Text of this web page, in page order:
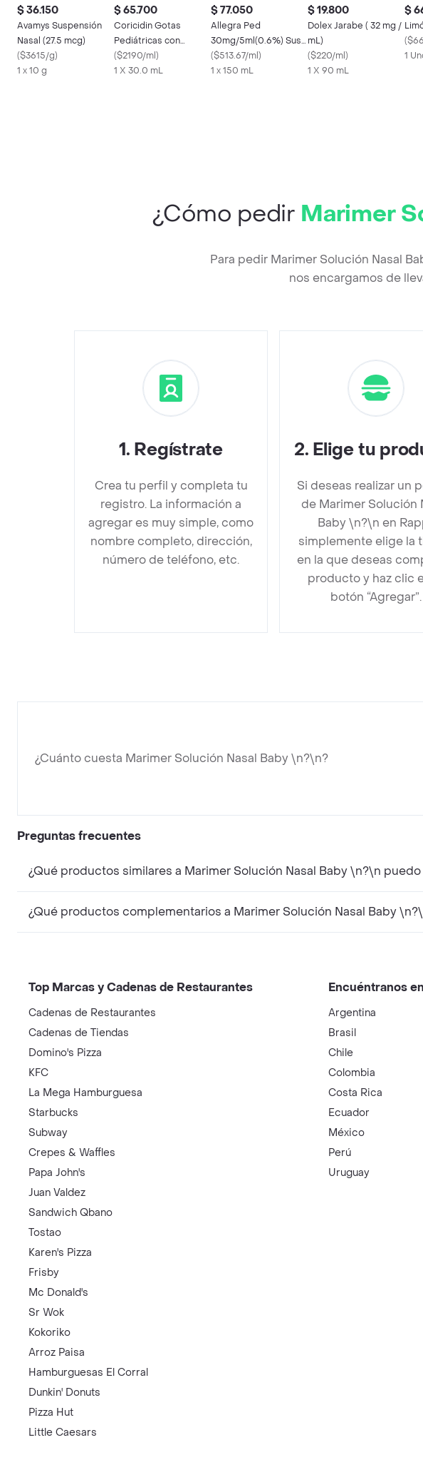
$ 36.150
Avamys Suspensión
Nasal (27.5 mcg)
($3615/g)
1 x 10 g
$ 65.700
Coricidin Gotas
Pediátricas con
Acetaminofén
($2190/ml)
1 X 30.0 mL
$ 77.050
Allegra Ped
30mg/5ml(0.6%) Susp
Oral Frasco X 150ml
($513.67/ml)
1 x 150 mL
$ 19.800
Dolex Jarabe ( 32 mg /
mL)
($220/ml)
1 X 90 mL
$
(
1
¿Cómo pedir Marimer
Para pedir Marimer Solución Nasal
nos encargamos de
1. Regístrate
Crea tu perfil y completa tu
registro. La información a
agregar es muy simple, como
nombre completo, dirección,
número de teléfono, etc.
2. Elige tu
Si deseas realizar un
de Marimer Solución
Baby \n?\n en
simplemente elige la
en la que deseas
producto y haz clic
botón “Agregar”.
¿Cuánto cuesta Marimer Solución Nasal Baby \n?\n?
Preguntas frecuentes
¿Qué productos similares a Marimer Solución Nasal Baby \n?\n
¿Qué productos complementarios a Marimer Solución Nasal Baby
Top Marcas y Cadenas de Restaurantes
Cadenas de Restaurantes
Cadenas de Tiendas
Domino's Pizza
KFC
La Mega Hamburguesa
Starbucks
Subway
Crepes & Waffles
Papa John's
Juan Valdez
Sandwich Qbano
Tostao
Karen's Pizza
Frisby
Mc Donald's
Sr Wok
Kokoriko
Arroz Paisa
Hamburguesas El Corral
Dunkin' Donuts
Pizza Hut
Little Caesars
Encuéntranos
Argentina
Brasil
Chile
Colombia
Costa Rica
Ecuador
México
Perú
Uruguay